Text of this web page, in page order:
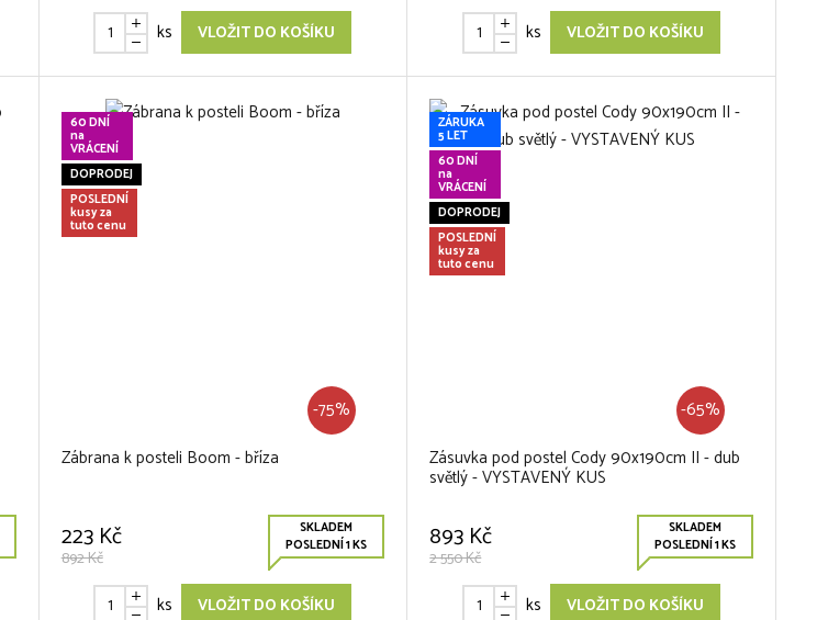
ks VLOŽIT DO KOŠÍKU ks VLOŽIT DO KOŠÍKU
60 DNÍ
na
VRÁCENÍ
DOPRODEJ
POSLEDNÍ
kusy za
tuto cenu
-75%
Zábrana k posteli Boom - bříza
223 Kč
892 Kč
SKLADEM
POSLEDNÍ 1 KS
ks VLOŽIT DO KOŠÍKU
ZÁRUKA
5 LET
60 DNÍ
na
VRÁCENÍ
DOPRODEJ
POSLEDNÍ
kusy za
tuto cenu
-65%
Zásuvka pod postel Cody 90x190cm II - dub
světlý - VYSTAVENÝ KUS
893 Kč
2 550 Kč
SKLADEM
POSLEDNÍ 1 KS
ks VLOŽIT DO KOŠÍKU